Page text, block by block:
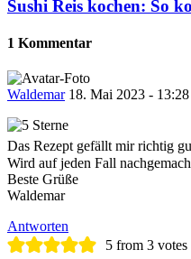
Sushi Reis kochen: So
1 Kommentar
Waldemar 18. Mai 2023 - 13:28
Das Rezept gefällt mir richtig
Wird auf jeden Fall
Beste Grüße
Waldemar
Antworten
5 from 3 votes